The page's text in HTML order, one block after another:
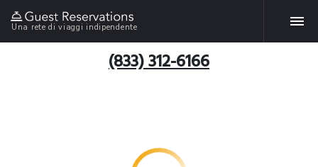
Una rete di viaggi indipendente
(833) 312-6166